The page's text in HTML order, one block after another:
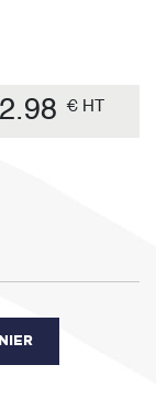
2.98 € HT